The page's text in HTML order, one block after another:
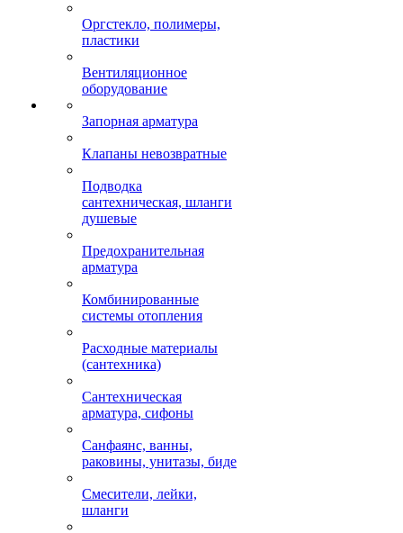
Оргстекло, полимеры,
пластики
Вентиляционное
оборудование
Запорная арматура
Клапаны невозвратные
Подводка
сантехническая, шланги
душевые
Предохранительная
арматура
Комбинированные
системы отопления
Расходные материалы
(сантехника)
Сантехническая
арматура, сифоны
Санфаянс, ванны,
раковины, унитазы, биде
Смесители, лейки,
шланги